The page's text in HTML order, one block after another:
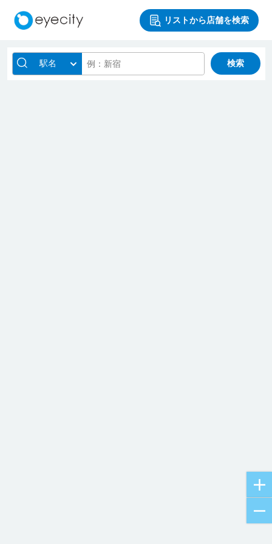
リストから店舗を検索
駅名 検索